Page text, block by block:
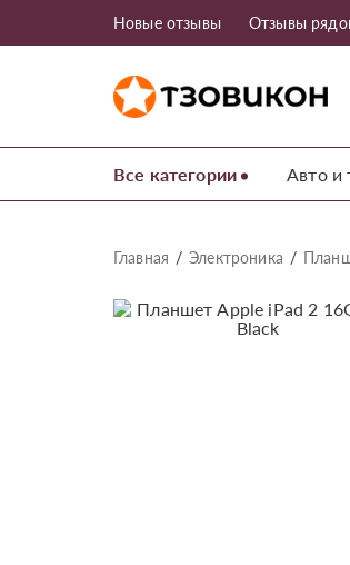
Новые отзывы Отзывы
Все категории Авто и
Главная Электроника